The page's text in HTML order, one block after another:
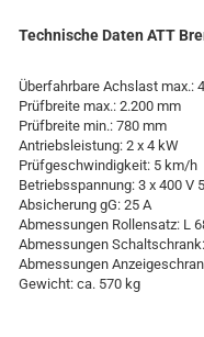
Technische Daten ATT
Überfahrbare Achslast max.:
Prüfbreite max.: 2.200 mm
Prüfbreite min.: 780 mm
Antriebsleistung: 2 x 4 kW
Prüfgeschwindigkeit: 5 km/h
Betriebsspannung: 3 x 400 V
Absicherung gG: 25 A
Abmessungen Rollensatz: L
Abmessungen
Abmessungen
Gewicht: ca. 570 kg